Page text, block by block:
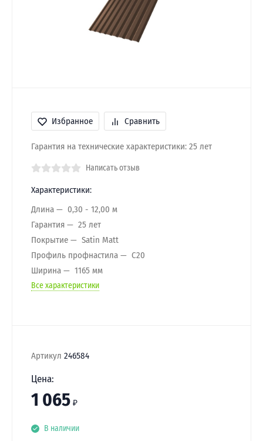
Избранное Сравнить
Гарантия на технические характеристики: 25 лет
Написать отзыв
Характеристики:
Длина
0,30 - 12,00 м
Гарантия
25 лет
Покрытие
Satin Мatt
Профиль профнастила
C20
Ширина
1165 мм
Все характеристики
Артикул 246584
Цена:
1 065 ₽
В наличии